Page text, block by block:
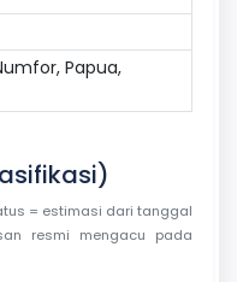
Papua,
= estimasi dari tanggal
resmi mengacu pada